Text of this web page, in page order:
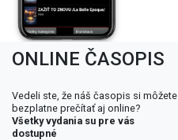
ONLINE ČASOPIS
Vedeli ste, že náš časopis si môžete
bezplatne prečítať aj online?
Všetky vydania su pre vás
dostupné